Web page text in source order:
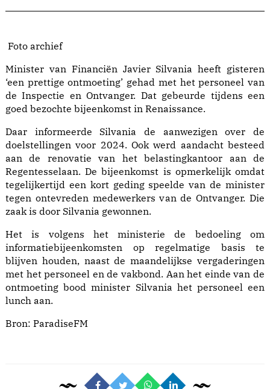
Foto archief
Minister van Financiën Javier Silvania heeft gisteren
‘een prettige ontmoeting’ gehad met het personeel van
de Inspectie en Ontvanger. Dat gebeurde tijdens een
goed bezochte bijeenkomst in Renaissance.
Daar informeerde Silvania de aanwezigen over de
doelstellingen voor 2024. Ook werd aandacht besteed
aan de renovatie van het belastingkantoor aan de
Regentesselaan. De bijeenkomst is opmerkelijk omdat
tegelijkertijd een kort geding speelde van de minister
tegen ontevreden medewerkers van de Ontvanger. Die
zaak is door Silvania gewonnen.
Het is volgens het ministerie de bedoeling om
informatiebijeenkomsten op regelmatige basis te
blijven houden, naast de maandelijkse vergaderingen
met het personeel en de vakbond. Aan het einde van de
ontmoeting bood minister Silvania het personeel een
lunch aan.
Bron: ParadiseFM